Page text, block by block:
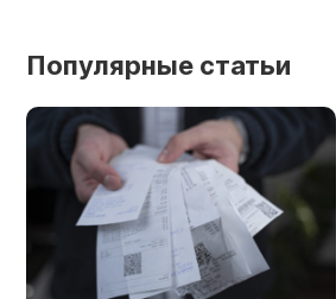
Популярные статьи